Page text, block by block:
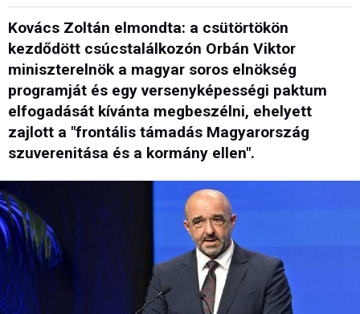
Kovács Zoltán elmondta: a csütörtökön
kezdődött csúcstalálkozón Orbán Viktor
miniszterelnök a magyar soros elnökség
programját és egy versenyképességi paktum
elfogadását kívánta megbeszélni, ehelyett
zajlott a "frontális támadás Magyarország
szuverenitása és a kormány ellen".